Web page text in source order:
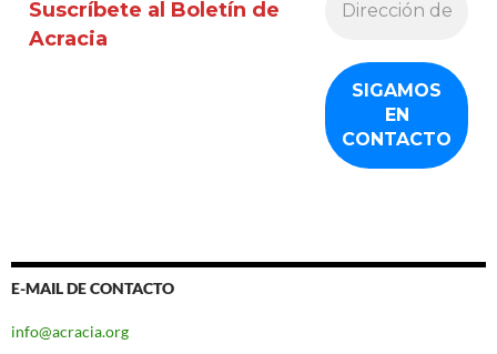
Suscríbete al Boletín de
Acracia
E-MAIL DE CONTACTO
info@acracia.org